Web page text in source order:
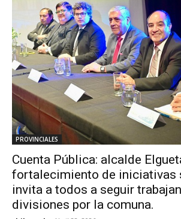
PROVINCIALES
Cuenta Pública: alcalde
fortalecimiento de iniciativas
invita a todos a seguir
divisiones por la comuna.